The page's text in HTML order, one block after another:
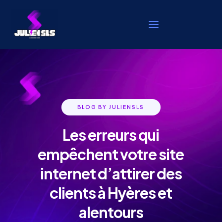
BLOG BY JULIENSLS
Les erreurs qui
empêchent votre site
internet d’attirer des
clients à Hyères et
alentours